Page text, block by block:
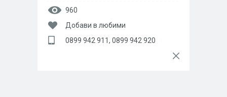
960
Добави в любими
0899 942 911, 0899 942 920